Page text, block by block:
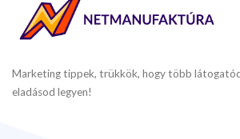
Marketing tippek, trükkök, hogy több
eladásod legyen!